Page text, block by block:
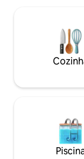
Port Aventura
recomendações
ao máximo sua estadia
sustentável